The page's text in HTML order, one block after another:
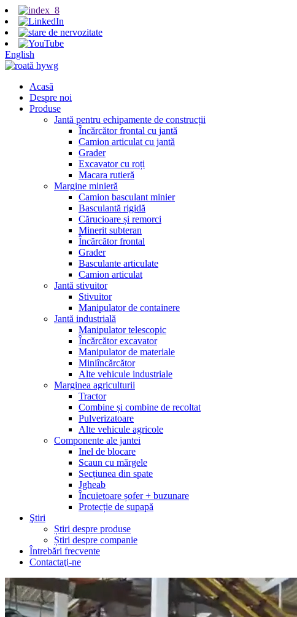
English
Acasă
Despre noi
Produse
Jantă pentru echipamente de construcții
Încărcător frontal cu jantă
Camion articulat cu jantă
Grader
Excavator cu roți
Macara rutieră
Margine minieră
Camion basculant minier
Basculantă rigidă
Cărucioare și remorci
Minerit subteran
Încărcător frontal
Grader
Basculante articulate
Camion articulat
Jantă stivuitor
Stivuitor
Manipulator de containere
Jantă industrială
Manipulator telescopic
Încărcător excavator
Manipulator de materiale
Miniîncărcător
Alte vehicule industriale
Marginea agriculturii
Tractor
Combine și combine de recoltat
Pulverizatoare
Alte vehicule agricole
Componente ale jantei
Inel de blocare
Scaun cu mărgele
Secțiunea din spate
Jgheab
Încuietoare șofer + buzunare
Protecție de supapă
Ştiri
Știri despre produse
Știri despre companie
Întrebări frecvente
Contactaţi-ne